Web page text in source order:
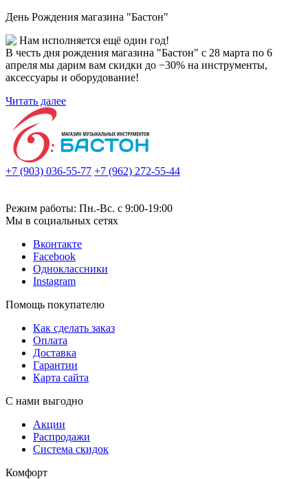
День Рождения магазина "Бастон"
Нам исполняется ещё один год!
В честь дня рождения магазина "Бастон" с 28 марта по 6
апреля мы дарим вам скидки до −30% на инструменты,
аксессуары и оборудование!
Читать далее
+7 (903) 036-55-77 +7 (962) 272-55-44
Режим работы: Пн.-Вс. с 9:00-19:00
Мы в социальных сетях
Вконтакте
Facebook
Одноклассники
Instagram
Помощь покупателю
Как сделать заказ
Оплата
Доставка
Гарантии
Карта сайта
С нами выгодно
Акции
Распродажи
Система скидок
Комфорт